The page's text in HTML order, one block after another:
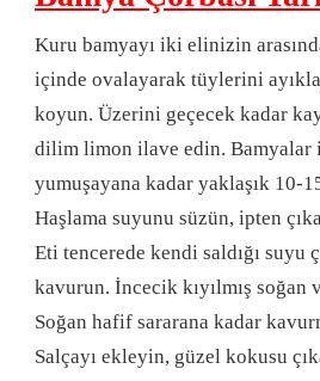
Kuru bamyayı iki elinizin
içinde ovalayarak tüylerini
koyun. Üzerini geçecek kadar
dilim limon ilave edin. Bamyalar
yumuşayana kadar yaklaşık 10-
Haşlama suyunu süzün, ipten
Eti tencerede kendi saldığı suyu
kavurun. İncecik kıyılmış soğan
Soğan hafif sararana kadar
Salçayı ekleyin, güzel kokusu